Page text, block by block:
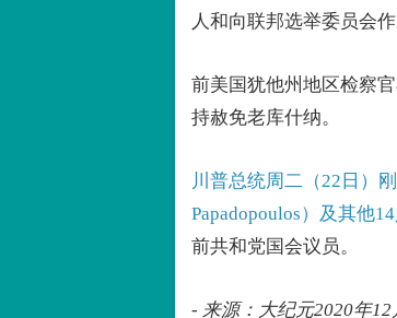
人和向联邦选举委员会
前美国犹他州地区检察
持赦免老库什纳。
川普总统周二（22日）
Papadopoulos）及其他14
前共和党国会议员。
- 来源：大纪元2020年